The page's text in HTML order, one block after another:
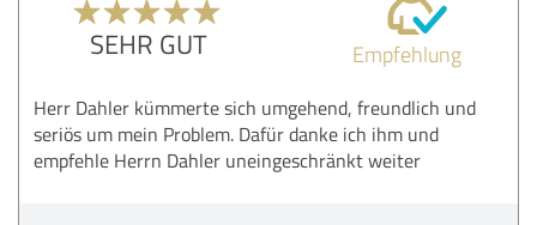
SEHR GUT Empfehlung
Herr Dahler kümmerte sich umgehend, freundlich und
seriös um mein Problem. Dafür danke ich ihm und
empfehle Herrn Dahler uneingeschränkt weiter